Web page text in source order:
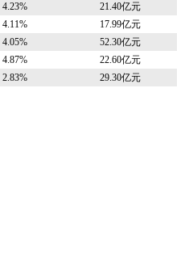
4.23%
21.40亿元
4.11%
17.99亿元
4.05%
52.30亿元
4.87%
22.60亿元
2.83% 29.30亿元